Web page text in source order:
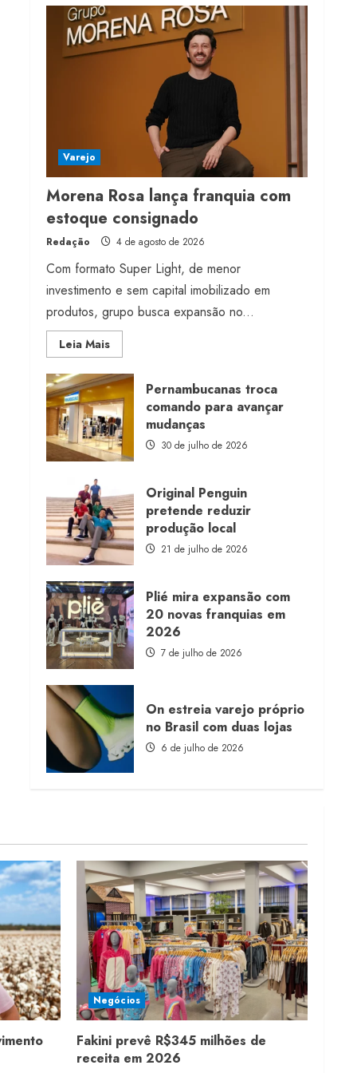
milhões de receita em
2026
4 de agosto de 2026
Projeto testa passaporte
digital na moda nacional
4 de agosto de 2026
Varejo
Morena Rosa lança franquia com
estoque consignado
Redação 4 de agosto de 2026
Com formato Super Light, de menor
investimento e sem capital imobilizado em
produtos, grupo busca expansão no...
Leia MaisRead
more
Morena
Rosa
lança
franquia
com
estoque
consignado
Pernambucanas troca
comando para avançar
mudanças
30 de julho de 2026
Original Penguin
pretende reduzir
produção local
21 de julho de 2026
Plié mira expansão com
20 novas franquias em
2026
7 de julho de 2026
On estreia varejo próprio
no Brasil com duas lojas
6 de julho de 2026
Negócios
Fakini prevê R$345 milhões de
receita em 2026